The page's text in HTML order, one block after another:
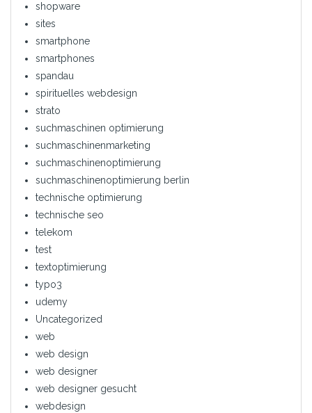
shopware
sites
smartphone
smartphones
spandau
spirituelles webdesign
strato
suchmaschinen optimierung
suchmaschinenmarketing
suchmaschinenoptimierung
suchmaschinenoptimierung berlin
technische optimierung
technische seo
telekom
test
textoptimierung
typo3
udemy
Uncategorized
web
web design
web designer
web designer gesucht
webdesign